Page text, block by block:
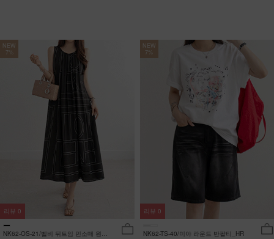
NEW
7%
NK62-OS-21/벨비 뒤트임 민소매 원피
리뷰 0
NEW
7%
NK62-TS-40/미야 라운드 반팔티_HR
리뷰 0